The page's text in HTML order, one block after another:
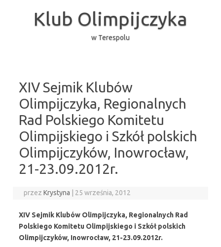
Klub Olimpijczyka
w Terespolu
XIV Sejmik Klubów
Olimpijczyka, Regionalnych
Rad Polskiego Komitetu
Olimpijskiego i Szkół polskich
Olimpijczyków, Inowrocław,
21-23.09.2012r.
przezKrystyna 25 września, 2012
XIV Sejmik Klubów Olimpijczyka, Regionalnych Rad
Polskiego Komitetu Olimpijskiego i Szkół polskich
Olimpijczyków, Inowrocław, 21-23.09.2012r.